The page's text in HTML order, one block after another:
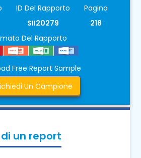
ID Del Rapporto
SII20279
Pagina
218
Del Rapporto
Free Report Sample
Un Campione
un report